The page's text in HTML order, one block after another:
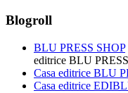
Blogroll
BLU PRESS SHOP
editrice BLU PRESS
Casa editrice BLU
Casa editrice